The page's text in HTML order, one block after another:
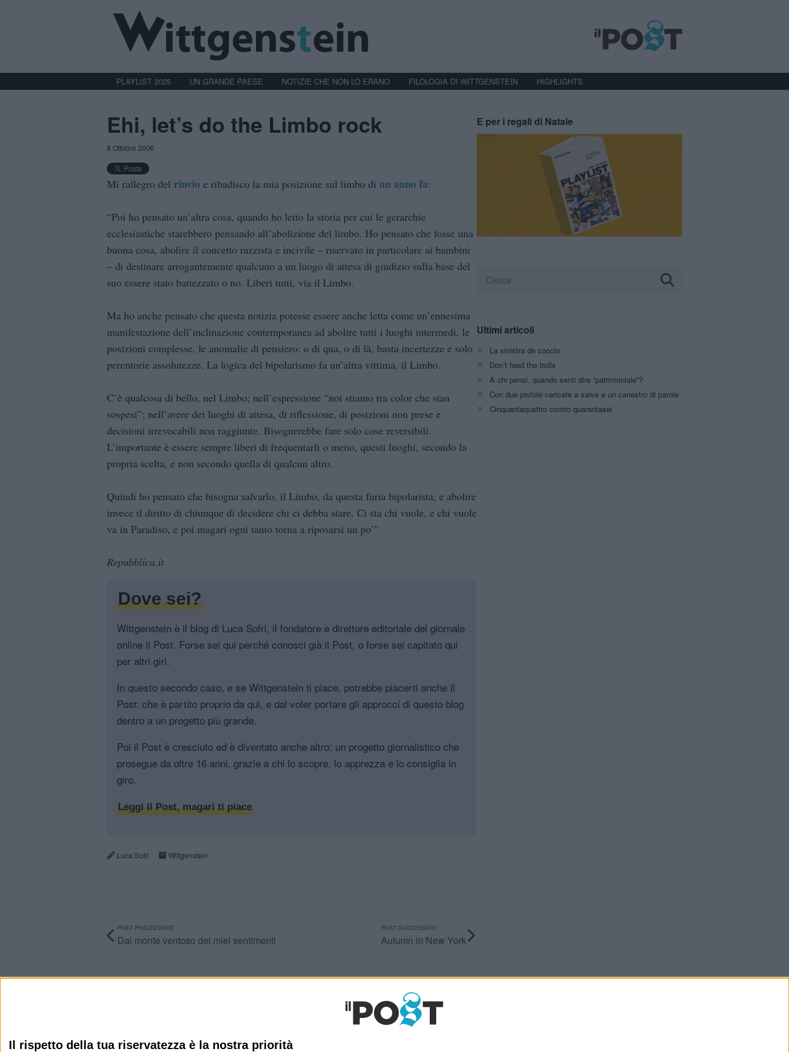
Il rispetto della tua riservatezza è la nostra priorità
PLAYLIST 2025 UN GRANDE PAESE NOTIZIE CHE NON LO ERANO FILOLOGIA DI WITTGENSTEIN HIGHLIGHTS
Ehi, let’s do the Limbo rock
8 Ottobre 2006
Mi rallegro del rinvio e ribadisco la mia posizione sul limbo di un anno fa:
“Poi ho pensato un’altra cosa, quando ho letto la storia per cui le gerarchie
ecclesiastiche starebbero pensando all’abolizione del limbo. Ho pensato che fosse una
buona cosa, abolire il concetto razzista e incivile – riservato in particolare ai bambini
– di destinare arrogantemente qualcuno a un luogo di attesa di giudizio sulla base del
suo essere stato battezzato o no. Liberi tutti, via il Limbo.
Ma ho anche pensato che questa notizia potesse essere anche letta come un’ennesima
manifestazione dell’inclinazione contemporanea ad abolire tutti i luoghi intermedi, le
posizioni complesse, le anomalie di pensiero: o di qua, o di là, basta incertezze e solo
perentorie assolutezze. La logica del bipolarismo fa un’altra vittima, il Limbo.
C’è qualcosa di bello, nel Limbo; nell’espressione “noi stiamo tra color che stan
sospesi”; nell’avere dei luoghi di attesa, di riflessione, di posizioni non prese e
decisioni irrevocabili non raggiunte. Bisognerebbe fare solo cose reversibili.
L’importante è essere sempre liberi di frequentarli o meno, questi luoghi, secondo la
propria scelta, e non secondo quella di qualcun altro.
Quindi ho pensato che bisogna salvarlo, il Limbo, da questa furia bipolarista; e abolire
invece il diritto di chiunque di decidere chi ci debba stare. Ci sta chi vuole, e chi vuole
va in Paradiso, e poi magari ogni tanto torna a riposarsi un po’”
Repubblica.it
Dove sei?
Wittgenstein è il blog di Luca Sofri, il fondatore e direttore editoriale del giornale
online il Post. Forse sei qui perché conosci già il Post, o forse sei capitato qui
per altri giri.
In questo secondo caso, e se Wittgenstein ti piace, potrebbe piacerti anche il
Post: che è partito proprio da qui, e dal voler portare gli approcci di questo blog
dentro a un progetto più grande.
Poi il Post è cresciuto ed è diventato anche altro: un progetto giornalistico che
prosegue da oltre 16 anni, grazie a chi lo scopre, lo apprezza e lo consiglia in
giro.
Leggi il Post, magari ti piace
Luca Sofri Wittgenstein
POST PRECEDENTE
Dal monte ventoso dei miei sentimenti
POST SUCCESSIVO
Autumn in New York
E per i regali di Natale
Ultimi articoli
La sinistra de coccio
Don’t feed the trolls
A chi pensi, quando senti dire “patrimoniale”?
Con due pistole caricate a salve e un canestro di parole
Cinquantaquattro contro quarantasei
Filologia di Wittgenstein
Ultimi articoli